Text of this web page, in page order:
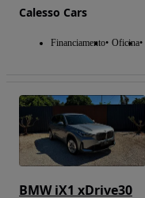
Calesso Cars
Financiamento Oficina
BMW iX1 xDrive30